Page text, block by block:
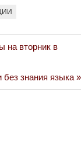
на вторник в
знания языка